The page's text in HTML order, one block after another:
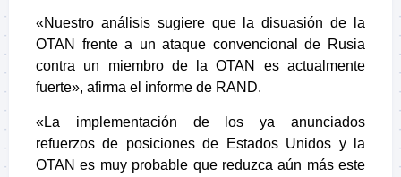
«Nuestro análisis sugiere que la disuasión de la
OTAN frente a un ataque convencional de Rusia
contra un miembro de la OTAN es actualmente
fuerte», afirma el informe de RAND.
«La implementación de los ya anunciados
refuerzos de posiciones de Estados Unidos y la
OTAN es muy probable que reduzca aún más este